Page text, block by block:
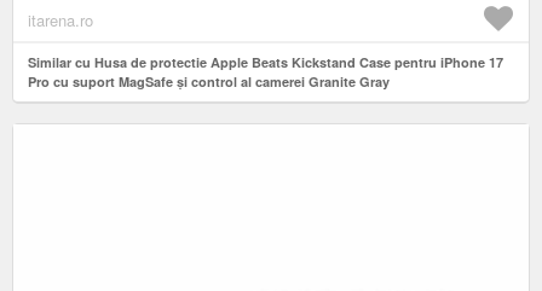
itarena.ro
Similar cu Husa de protectie Apple Beats Kickstand Case pentru iPhone 17
Pro cu suport MagSafe și control al camerei Granite Gray